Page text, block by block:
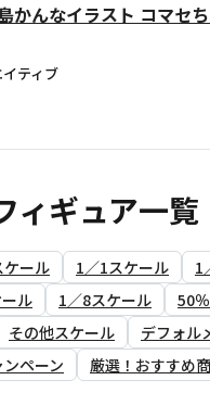
かんなイラスト コマセ
ティブ
ィギュア一覧
ケール 1／1スケール 1
ル 1／8スケール 50
その他スケール デフォル
ペーン
厳選！おすすめ